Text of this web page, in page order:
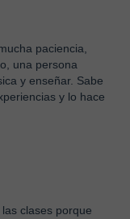
paciencia,
una persona
y enseñar. Sabe
y lo hace
clases porque